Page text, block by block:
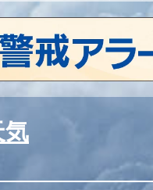
気